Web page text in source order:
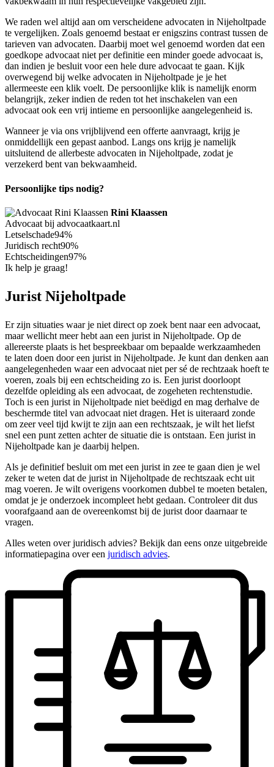
We raden wel altijd aan om verscheidene advocaten in Nijeholtpade
te vergelijken. Zoals genoemd bestaat er enigszins contrast tussen de
tarieven van advocaten. Daarbij moet wel genoemd worden dat een
goedkope advocaat niet per definitie een minder goede advocaat is,
dan indien je besluit voor een hele dure advocaat te gaan. Kijk
overwegend bij welke advocaten in Nijeholtpade je je het
allermeeste een klik voelt. De persoonlijke klik is namelijk enorm
belangrijk, zeker indien de reden tot het inschakelen van een
advocaat ook een vrij intieme en persoonlijke aangelegenheid is.
Wanneer je via ons vrijblijvend een offerte aanvraagt, krijg je
onmiddellijk een gepast aanbod. Langs ons krijg je namelijk
uitsluitend de allerbeste advocaten in Nijeholtpade, zodat je
verzekerd bent van bekwaamheid.
Persoonlijke tips nodig?
Rini Klaassen
Advocaat bij advocaatkaart.nl
Letselschade94%
Juridisch recht90%
Echtscheidingen97%
Ik help je graag!
Jurist Nijeholtpade
Er zijn situaties waar je niet direct op zoek bent naar een advocaat,
maar wellicht meer hebt aan een jurist in Nijeholtpade. Op de
allereerste plaats is het bespreekbaar om bepaalde werkzaamheden
te laten doen door een jurist in Nijeholtpade. Je kunt dan denken aan
aangelegenheden waar een advocaat niet per sé de rechtzaak hoeft te
voeren, zoals bij een echtscheiding zo is. Een jurist doorloopt
dezelfde opleiding als een advocaat, de zogeheten rechtenstudie.
Toch is een jurist in Nijeholtpade niet beëdigd en mag derhalve de
beschermde titel van advocaat niet dragen. Het is uiteraard zonde
om zeer veel tijd kwijt te zijn aan een rechtszaak, je wilt het liefst
snel een punt zetten achter de situatie die is ontstaan. Een jurist in
Nijeholtpade kan je daarbij helpen.
Als je definitief besluit om met een jurist in zee te gaan dien je wel
zeker te weten dat de jurist in Nijeholtpade de rechtszaak echt uit
mag voeren. Je wilt overigens voorkomen dubbel te moeten betalen,
omdat je je onderzoek incompleet hebt gedaan. Controleer dit dus
voorafgaand aan de overeenkomst bij de jurist door daarnaar te
vragen.
Alles weten over juridisch advies? Bekijk dan eens onze uitgebreide
informatiepagina over een juridisch advies.